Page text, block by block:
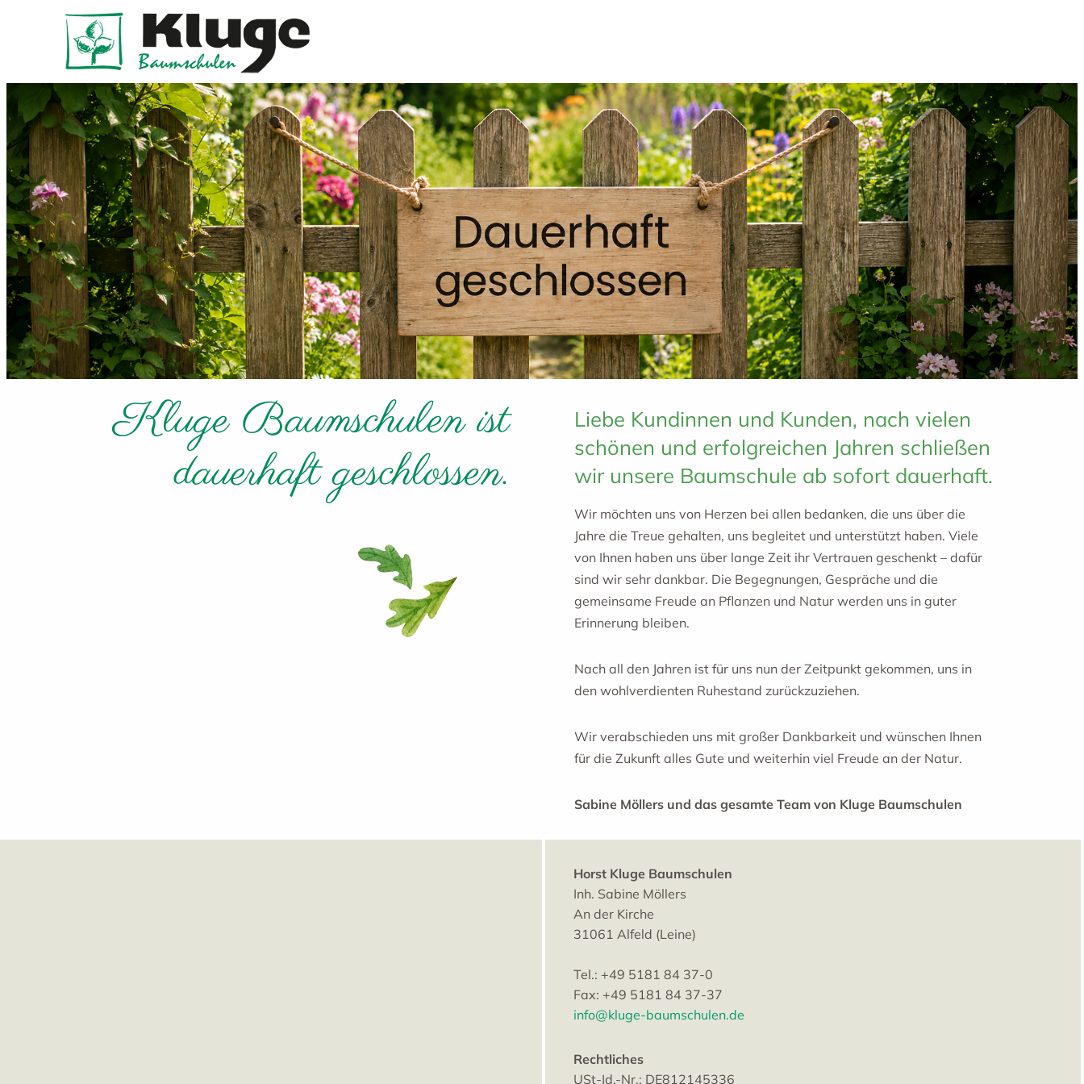
Kluge Baumschulen ist
dauerhaft geschlossen.
Liebe Kundinnen und Kunden, nach vielen
schönen und erfolgreichen Jahren schließen
wir unsere Baumschule ab sofort dauerhaft.
Wir möchten uns von Herzen bei allen bedanken, die uns über die
Jahre die Treue gehalten, uns begleitet und unterstützt haben. Viele
von Ihnen haben uns über lange Zeit ihr Vertrauen geschenkt – dafür
sind wir sehr dankbar. Die Begegnungen, Gespräche und die
gemeinsame Freude an Pflanzen und Natur werden uns in guter
Erinnerung bleiben.
Nach all den Jahren ist für uns nun der Zeitpunkt gekommen, uns in
den wohlverdienten Ruhestand zurückzuziehen.
Wir verabschieden uns mit großer Dankbarkeit und wünschen Ihnen
für die Zukunft alles Gute und weiterhin viel Freude an der Natur.
Sabine Möllers und das gesamte Team von Kluge Baumschulen
Horst Kluge Baumschulen
Inh. Sabine Möllers
An der Kirche
31061 Alfeld (Leine)
Tel.: +49 5181 84 37-0
Fax: +49 5181 84 37-37
info@kluge-baumschulen.de
Rechtliches
USt-Id.-Nr.: DE812145336